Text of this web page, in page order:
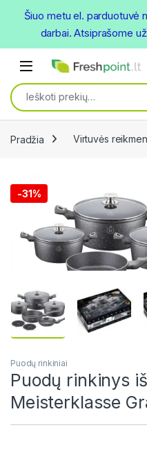
Open
Ieškoti:
Pradžia Virtuvės
-31%
Puodų rinkiniai
Puodų rinkinys
Meisterklasse
Šiuo metu el. parduotuvė
darbai. Atsiprašome